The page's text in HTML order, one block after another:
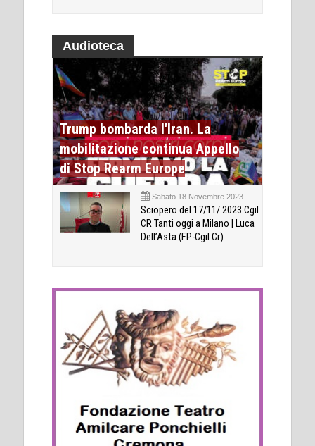
Audioteca
Trump bombarda l'Iran. La
mobilitazione continua Appello
di Stop Rearm Europe
Sabato 18 Novembre 2023
Sciopero del 17/11/ 2023 Cgil
CR Tanti oggi a Milano | Luca
Dell’Asta (FP-Cgil Cr)